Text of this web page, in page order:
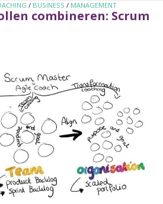
/ BUSINESS / MANAGEMENT
combineren: Scrum